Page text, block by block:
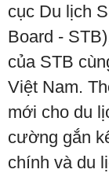
cục Du lịch
Board -
của STB
Việt Nam.
mới cho du
cường gắn
chính và du